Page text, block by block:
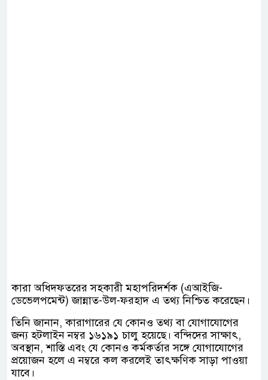
কারা অধিদফতরের সহকারী মহাপরিদর্শক (এআইজি-
ডেভেলপমেন্ট) জান্নাত-উল-ফরহাদ এ তথ্য নিশ্চিত করেছেন।
তিনি জানান, কারাগারের যে কোনও তথ্য বা যোগাযোগের
জন্য হটলাইন নম্বর ১৬১৯১ চালু হয়েছে। বন্দিদের সাক্ষাৎ,
অবস্থান, শাস্তি এবং যে কোনও কর্মকর্তার সঙ্গে যোগাযোগের
প্রয়োজন হলে এ নম্বরে কল করলেই তাৎক্ষণিক সাড়া পাওয়া
যাবে।